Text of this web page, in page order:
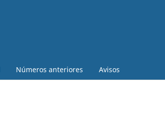
Números anteriores Avisos